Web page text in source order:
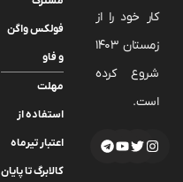
کار خود را از
زمستان 1403
شروع کرده
است.
فولکس واگن
و فاو
مهلت
استفاده از
اعتبار تیرماه
کالابرگ تا پایان